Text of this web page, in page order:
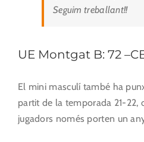
Seguim treballant!!
UE Montgat B: 72
El mini masculí també ha
partit de la temporada 21-22,
jugadors només porten un